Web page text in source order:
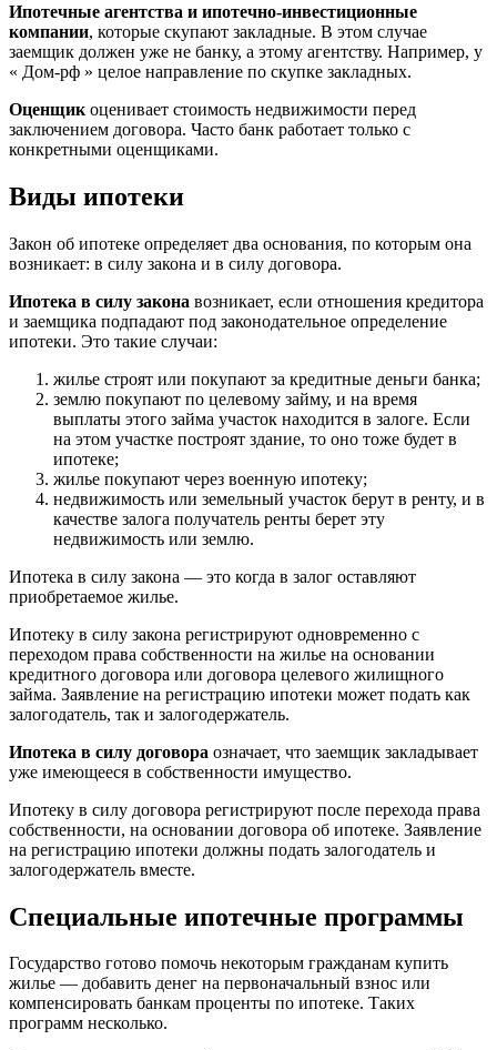
Ипотечные агентства и ипотечно-инвестиционные
компании, которые скупают закладные. В этом случае
заемщик должен уже не банку, а этому агентству. Например, у
« Дом-рф » целое направление по скупке закладных.
Оценщик оценивает стоимость недвижимости перед
заключением договора. Часто банк работает только с
конкретными оценщиками.
Виды ипотеки
Закон об ипотеке определяет два основания, по которым она
возникает: в силу закона и в силу договора.
Ипотека в силу закона возникает, если отношения кредитора
и заемщика подпадают под законодательное определение
ипотеки. Это такие случаи:
жилье строят или покупают за кредитные деньги банка;
землю покупают по целевому займу, и на время
выплаты этого займа участок находится в залоге. Если
на этом участке построят здание, то оно тоже будет в
ипотеке;
жилье покупают через военную ипотеку;
недвижимость или земельный участок берут в ренту, и в
качестве залога получатель ренты берет эту
недвижимость или землю.
Ипотека в силу закона — это когда в залог оставляют
приобретаемое жилье.
Ипотеку в силу закона регистрируют одновременно с
переходом права собственности на жилье на основании
кредитного договора или договора целевого жилищного
займа. Заявление на регистрацию ипотеки может подать как
залогодатель, так и залогодержатель.
Ипотека в силу договора означает, что заемщик закладывает
уже имеющееся в собственности имущество.
Ипотеку в силу договора регистрируют после перехода права
собственности, на основании договора об ипотеке. Заявление
на регистрацию ипотеки должны подать залогодатель и
залогодержатель вместе.
Специальные ипотечные программы
Государство готово помочь некоторым гражданам купить
жилье — добавить денег на первоначальный взнос или
компенсировать банкам проценты по ипотеке. Таких
программ несколько.